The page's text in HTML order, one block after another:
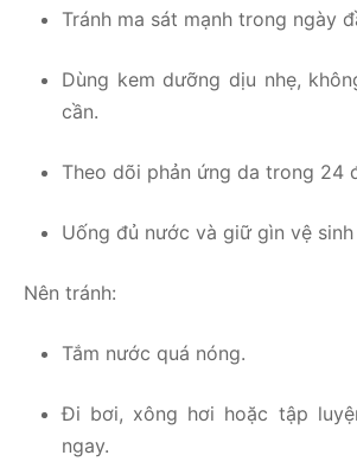
Tránh ma sát mạnh trong ngày
Dùng kem dưỡng dịu nhẹ,
cần.
Theo dõi phản ứng da trong 24
Uống đủ nước và giữ gìn vệ sinh
Nên tránh:
Tắm nước quá nóng.
Đi bơi, xông hơi hoặc tập
ngay.